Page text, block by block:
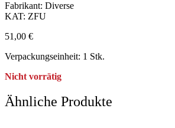
Fabrikant: Diverse
KAT: ZFU
51,00 €
Verpackungseinheit: 1 Stk.
Nicht vorrätig
Ähnliche Produkte